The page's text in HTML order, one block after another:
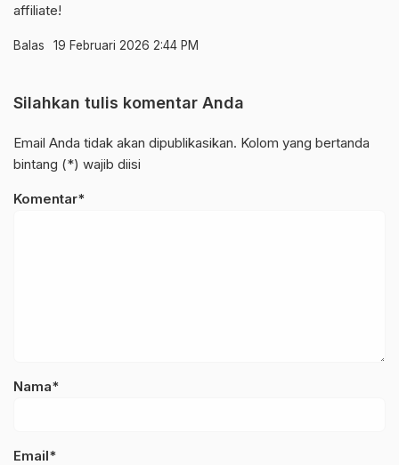
affiliate!
Balas 19 Februari 2026 2:44 PM
Silahkan tulis komentar Anda
Email Anda tidak akan dipublikasikan. Kolom yang bertanda
bintang (*) wajib diisi
Komentar*
Nama*
Email*